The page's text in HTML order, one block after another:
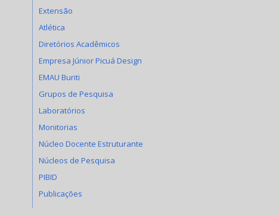
Extensão
Atlética
Diretórios Acadêmicos
Empresa Júnior Picuá Design
EMAU Buriti
Grupos de Pesquisa
Laboratórios
Monitorias
Núcleo Docente Estruturante
Núcleos de Pesquisa
PIBID
Publicações